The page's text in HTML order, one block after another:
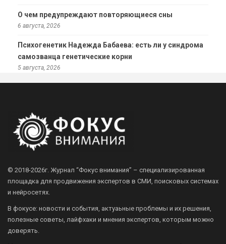
О чем предупреждают повторяющиеся сны
6 августа, 2026
Психогенетик Надежда Бабаева: есть ли у синдрома
самозванца генетические корни
5 августа, 2026
© 2018-2026г. Журнал “Фокус внимания” – специализированная
площадка для продвижения экспертов в СМИ, поисковых системах
и нейросетях.
В фокусе: новости и события, актуаьные проблемы и их решения,
полезные советы, лайфхаки и мнения экспертов, которым можно
доверять.